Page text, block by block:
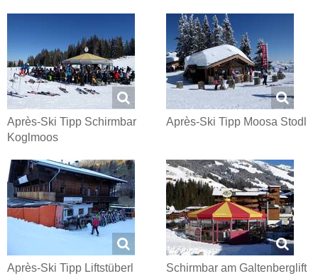
Après-Ski Tipp Schirmbar
Koglmoos
Après-Ski Tipp Moosa Stodl
Après-Ski Tipp Liftstüberl
Schirmbar am Galtenberglift